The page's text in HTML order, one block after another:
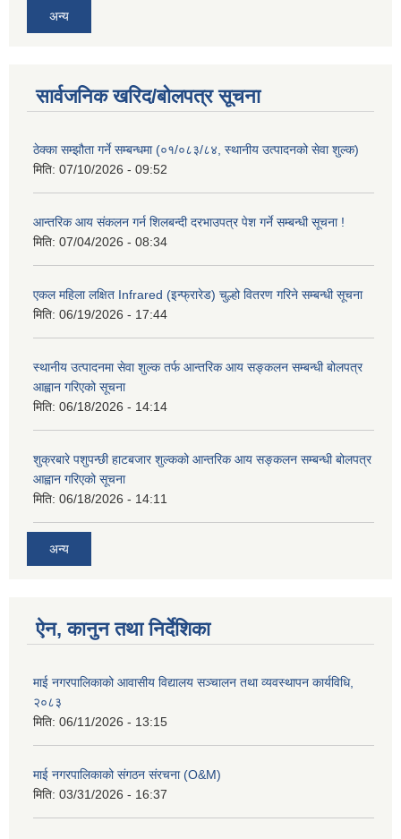
अन्य
सार्वजनिक खरिद/बोलपत्र सूचना
ठेक्का सम्झौता गर्ने सम्बन्धमा (०१/०८३/८४, स्थानीय उत्पादनको सेवा शुल्क)
मिति: 07/10/2026 - 09:52
आन्तरिक आय संकलन गर्न शिलबन्दी दरभाउपत्र पेश गर्ने सम्बन्धी सूचना !
मिति: 07/04/2026 - 08:34
एकल महिला लक्षित Infrared (इन्फ्रारेड) चुल्हो वितरण गरिने सम्बन्धी सूचना
मिति: 06/19/2026 - 17:44
स्थानीय उत्पादनमा सेवा शुल्क तर्फ आन्तरिक आय सङ्कलन सम्बन्धी बोलपत्र
आह्वान गरिएको सूचना
मिति: 06/18/2026 - 14:14
शुक्रबारे पशुपन्छी हाटबजार शुल्कको आन्तरिक आय सङ्कलन सम्बन्धी बोलपत्र
आह्वान गरिएको सूचना
मिति: 06/18/2026 - 14:11
अन्य
ऐन, कानुन तथा निर्देशिका
माई नगरपालिकाको आवासीय विद्यालय सञ्चालन तथा व्यवस्थापन कार्यविधि,
२०८३
मिति: 06/11/2026 - 13:15
माई नगरपालिकाको संगठन संरचना (O&M)
मिति: 03/31/2026 - 16:37